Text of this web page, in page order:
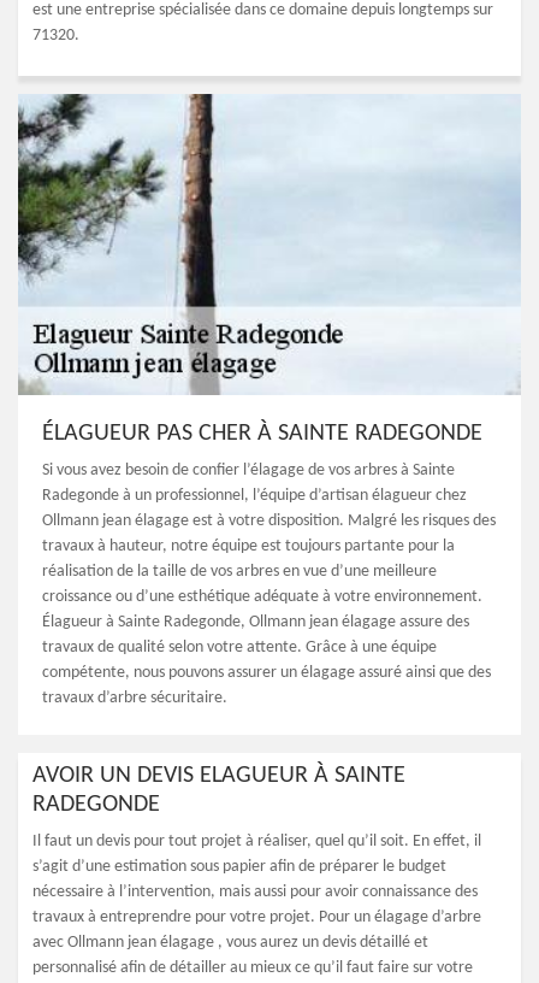
est une entreprise spécialisée dans ce domaine depuis longtemps sur
71320.
ÉLAGUEUR PAS CHER À SAINTE RADEGONDE
Si vous avez besoin de confier l’élagage de vos arbres à Sainte
Radegonde à un professionnel, l’équipe d’artisan élagueur chez
Ollmann jean élagage est à votre disposition. Malgré les risques des
travaux à hauteur, notre équipe est toujours partante pour la
réalisation de la taille de vos arbres en vue d’une meilleure
croissance ou d’une esthétique adéquate à votre environnement.
Élagueur à Sainte Radegonde, Ollmann jean élagage assure des
travaux de qualité selon votre attente. Grâce à une équipe
compétente, nous pouvons assurer un élagage assuré ainsi que des
travaux d’arbre sécuritaire.
AVOIR UN DEVIS ELAGUEUR À SAINTE
RADEGONDE
Il faut un devis pour tout projet à réaliser, quel qu’il soit. En effet, il
s’agit d’une estimation sous papier afin de préparer le budget
nécessaire à l’intervention, mais aussi pour avoir connaissance des
travaux à entreprendre pour votre projet. Pour un élagage d’arbre
avec Ollmann jean élagage , vous aurez un devis détaillé et
personnalisé afin de détailler au mieux ce qu’il faut faire sur votre